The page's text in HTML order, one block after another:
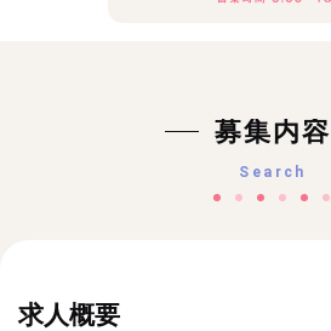
募集内容
Search
求人概要